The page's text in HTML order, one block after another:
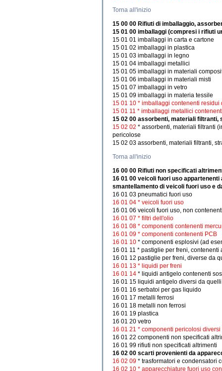
Torna all'inizio
15 00 00 Rifiuti di imballaggio,
15 01 00 imballaggi (compresi i rifiuti
15 01 01 imballaggi in carta e cartone
15 01 02 imballaggi in plastica
15 01 03 imballaggi in legno
15 01 04 imballaggi metallici
15 01 05 imballaggi in materiali
15 01 06 imballaggi in materiali misti
15 01 07 imballaggi in vetro
15 01 09 imballaggi in materia tessile
15 01 10 * imballaggi contenenti
15 01 11 * imballaggi metallici
15 02 00 assorbenti, materiali
15 02 02 * assorbenti, materiali filtranti
pericolose
15 02 03 assorbenti, materiali filtranti,
Torna all'inizio
16 00 00 Rifiuti non specificati
16 01 00 veicoli fuori uso
smantellamento di veicoli fuori uso e
16 01 03 pneumatici fuori uso
16 01 04 * veicoli fuori uso
16 01 06 veicoli fuori uso, non
16 01 07 * filtri dell'olio
16 01 08 * componenti contenenti
16 01 09 * componenti contenenti PCB
16 01 10 * componenti esplosivi (ad
16 01 11 * pastiglie per freni, contenenti
16 01 12 pastiglie per freni, diverse da
16 01 13 * liquidi per freni
16 01 14 * liquidi antigelo contenenti
16 01 15 liquidi antigelo diversi da
16 01 16 serbatoi per gas liquido
16 01 17 metalli ferrosi
16 01 18 metalli non ferrosi
16 01 19 plastica
16 01 20 vetro
16 01 21 * componenti pericolosi
16 01 22 componenti non specificati
16 01 99 rifiuti non specificati altrimenti
16 02 00 scarti provenienti da
16 02 09 * trasformatori e condensatori
16 02 10 * apparecchiature fuori uso